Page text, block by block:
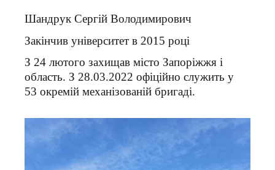
Шандрук Сергій Володимирович
Закінчив університет в 2015 році
З 24 лютого захищав місто Запоріжжя і
область. З 28.03.2022 офіційно служить у
53 окремій механізованій бригаді.